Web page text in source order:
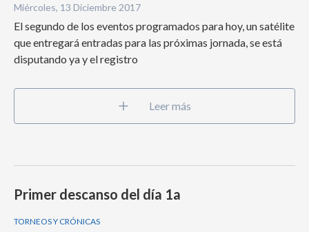
Miércoles, 13 Diciembre 2017
El segundo de los eventos programados para hoy, un satélite
que entregará entradas para las próximas jornada, se está
disputando ya y el registro
Leer más
Primer descanso del día 1a
TORNEOS Y CRÓNICAS